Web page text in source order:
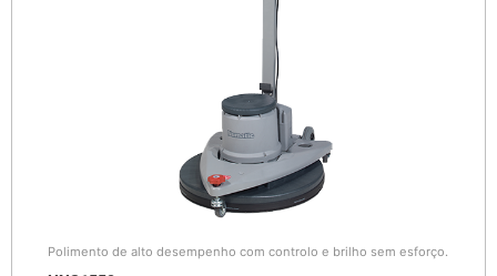
Polimento de alto desempenho com controlo e brilho sem esforço.